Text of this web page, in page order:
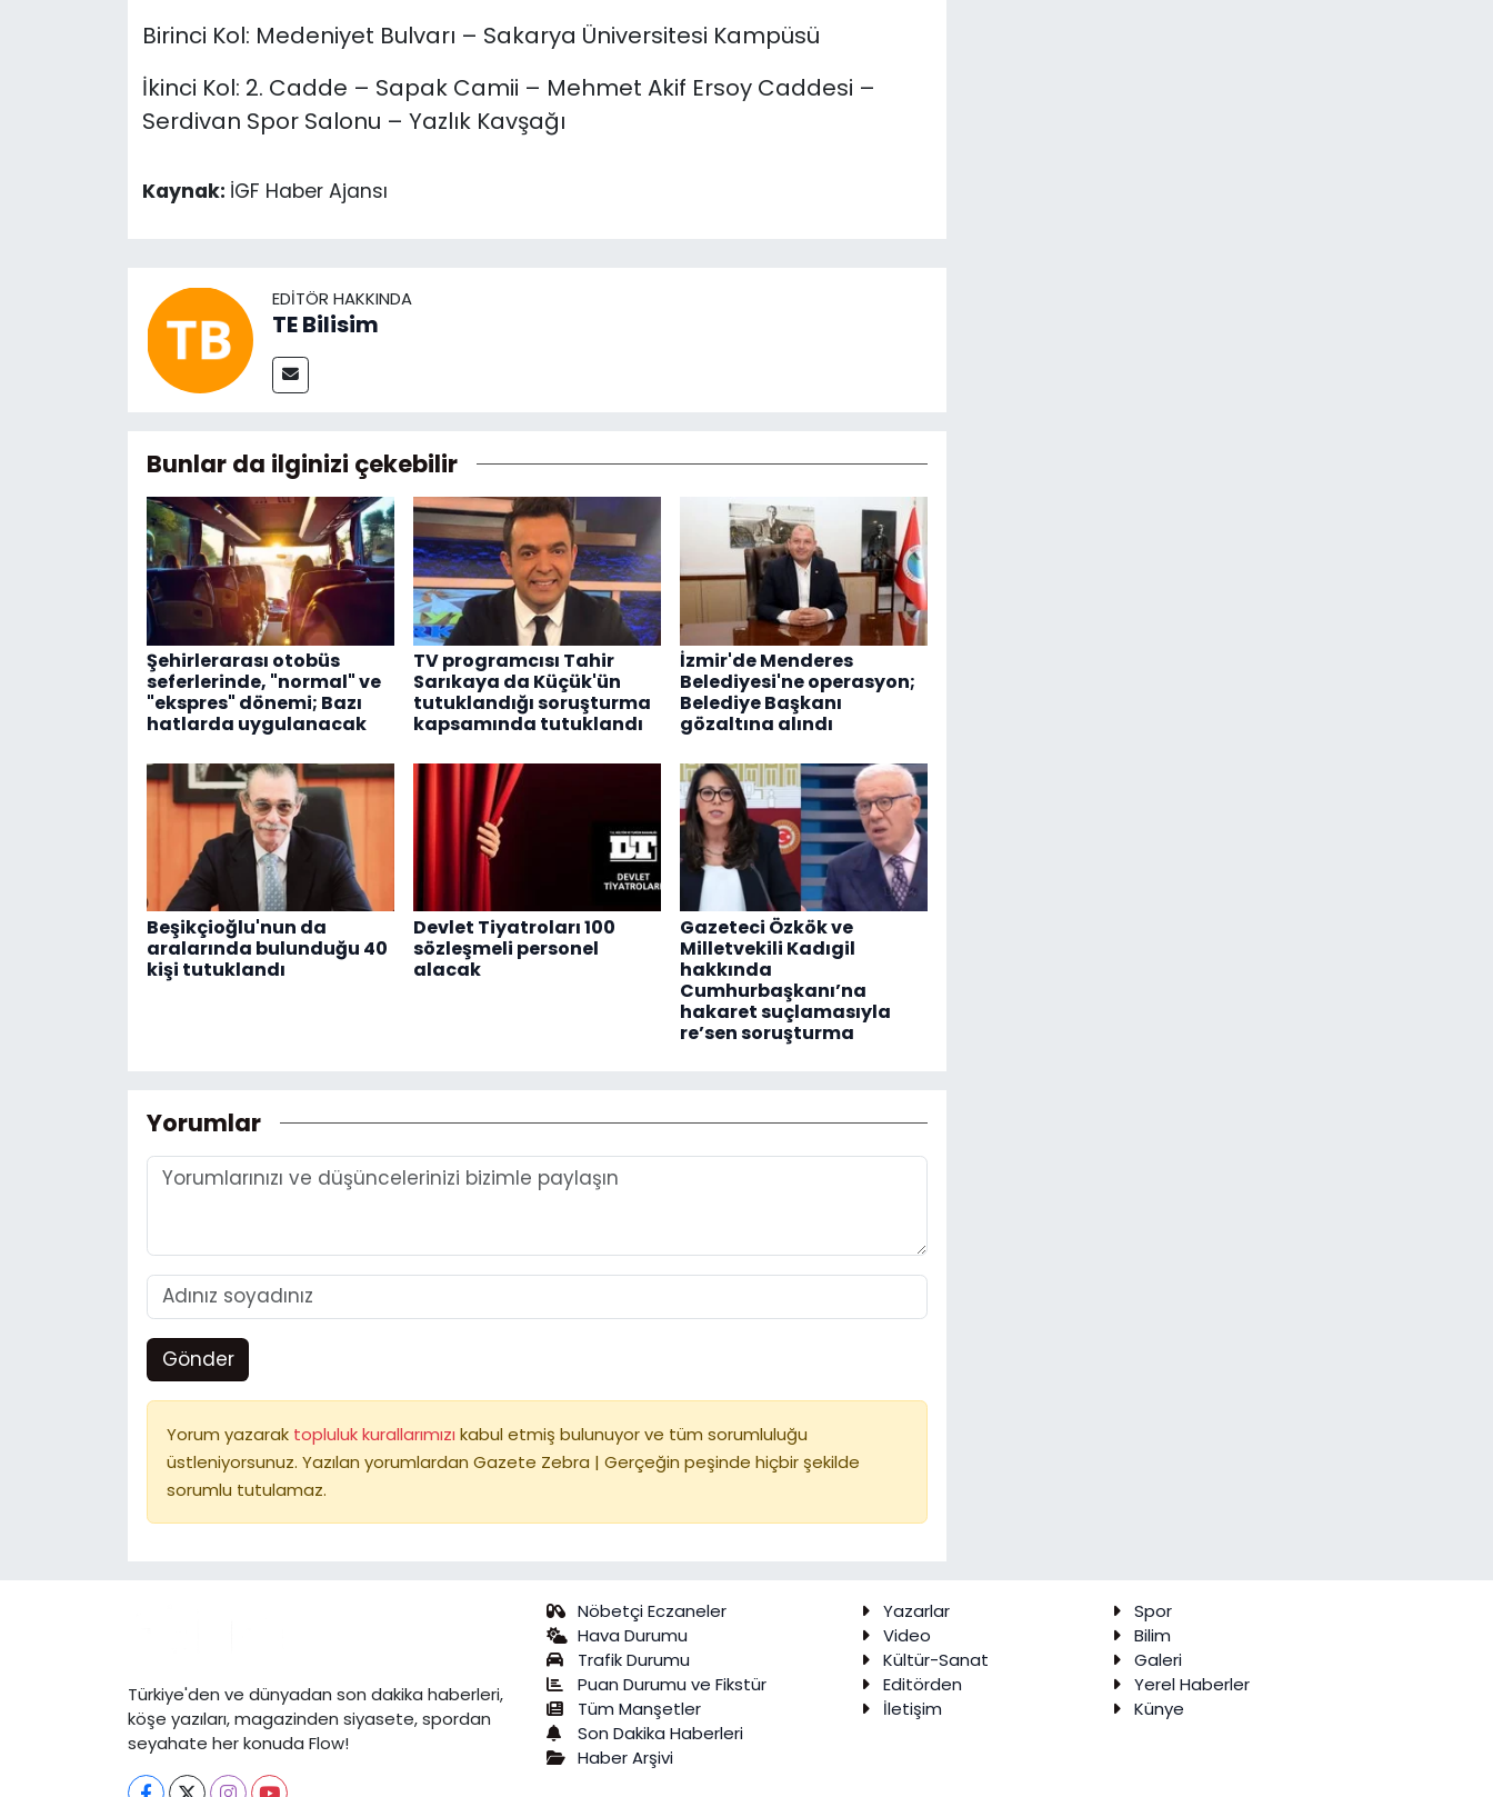
Birinci Kol: Medeniyet Bulvarı – Sakarya Üniversitesi Kampüsü
İkinci Kol: 2. Cadde – Sapak Camii – Mehmet Akif Ersoy Caddesi –
Serdivan Spor Salonu – Yazlık Kavşağı
Kaynak: İGF Haber Ajansı
EDITÖR HAKKINDA
TE Bilisim
Bunlar da ilginizi çekebilir
Şehirlerarası otobüs
seferlerinde, "normal" ve
"ekspres" dönemi; Bazı
hatlarda uygulanacak
TV programcısı Tahir
Sarıkaya da Küçük'ün
tutuklandığı soruşturma
kapsamında tutuklandı
İzmir'de Menderes
Belediyesi'ne operasyon;
Belediye Başkanı
gözaltına alındı
Beşikçioğlu'nun da
aralarında bulunduğu 40
kişi tutuklandı
Devlet Tiyatroları 100
sözleşmeli personel
alacak
Gazeteci Özkök ve
Milletvekili Kadıgil
hakkında
Cumhurbaşkanı’na
hakaret suçlamasıyla
re’sen soruşturma
Yorumlar
Gönder
Yorum yazarak topluluk kurallarımızı kabul etmiş bulunuyor ve tüm sorumluluğu
üstleniyorsunuz. Yazılan yorumlardan Gazete Zebra | Gerçeğin peşinde hiçbir şekilde
sorumlu tutulamaz.
Türkiye'den ve dünyadan son dakika haberleri,
köşe yazıları, magazinden siyasete, spordan
seyahate her konuda Flow!
Nöbetçi Eczaneler
Hava Durumu
Trafik Durumu
Puan Durumu ve Fikstür
Tüm Manşetler
Son Dakika Haberleri
Haber Arşivi
Yazarlar
Spor
Video
Bilim
Kültür-Sanat
Galeri
Editörden
Yerel Haberler
İletişim
Künye